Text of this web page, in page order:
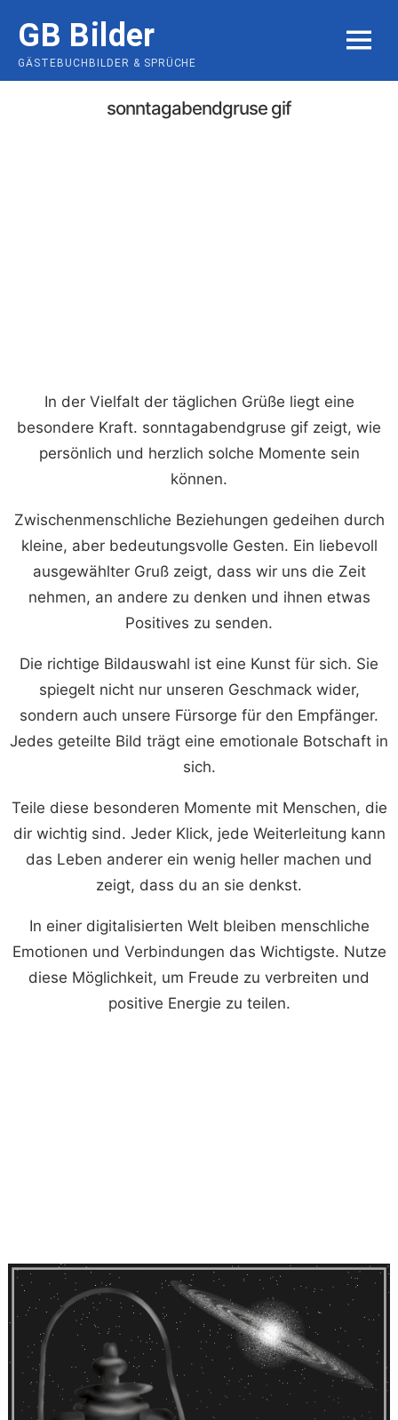
content
GB Bilder
GÄSTEBUCHBILDER & SPRÜCHE
MENU
sonntagabendgruse gif
In der Vielfalt der täglichen Grüße liegt eine
besondere Kraft. sonntagabendgruse gif zeigt, wie
persönlich und herzlich solche Momente sein
können.
Zwischenmenschliche Beziehungen gedeihen durch
kleine, aber bedeutungsvolle Gesten. Ein liebevoll
ausgewählter Gruß zeigt, dass wir uns die Zeit
nehmen, an andere zu denken und ihnen etwas
Positives zu senden.
Die richtige Bildauswahl ist eine Kunst für sich. Sie
spiegelt nicht nur unseren Geschmack wider,
sondern auch unsere Fürsorge für den Empfänger.
Jedes geteilte Bild trägt eine emotionale Botschaft in
sich.
Teile diese besonderen Momente mit Menschen, die
dir wichtig sind. Jeder Klick, jede Weiterleitung kann
das Leben anderer ein wenig heller machen und
zeigt, dass du an sie denkst.
In einer digitalisierten Welt bleiben menschliche
Emotionen und Verbindungen das Wichtigste. Nutze
diese Möglichkeit, um Freude zu verbreiten und
positive Energie zu teilen.